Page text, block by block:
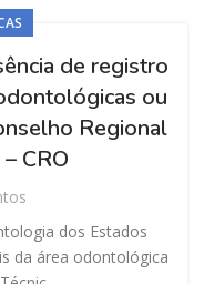
de registro
ou
Regional
CRO
dos Estados
da área odontológica